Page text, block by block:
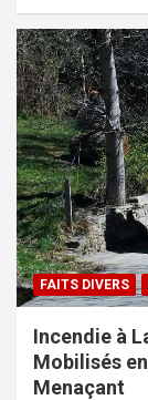
FAITS DIVERS
Incendie à
Mobilisés
Menaçant